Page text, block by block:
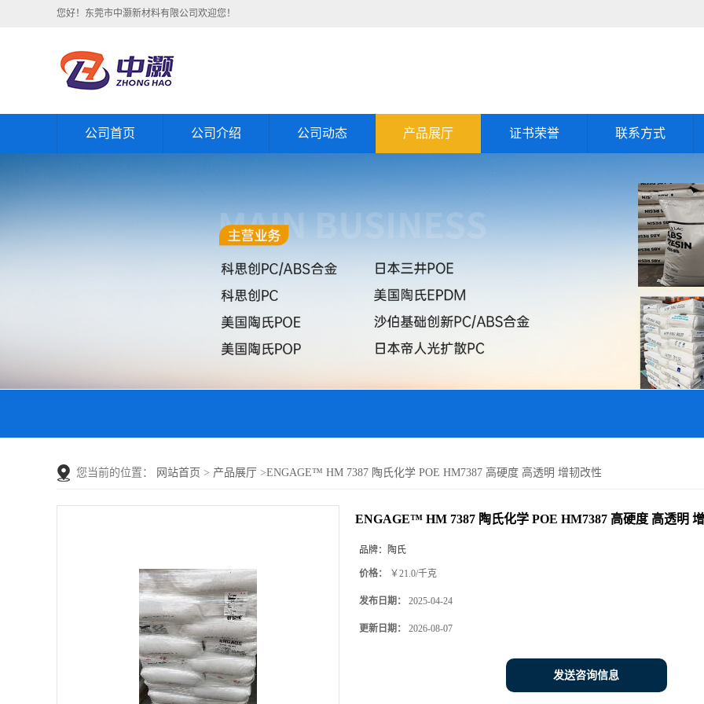
您好！东莞市中灏新材料有限公司欢迎您！
公司首页 公司介绍 公司动态 产品展厅 证书荣誉 联系方式
您当前的位置： 网站首页 > 产品展厅 >ENGAGE™ HM 7387 陶氏化学 POE HM7387 高硬度 高透明 增韧改性
ENGAGE™ HM 7387 陶氏化学 POE HM7387 高硬度 高透明
品牌： 陶氏
价格： ￥21.0/千克
发布日期： 2025-04-24
更新日期： 2026-08-07
发送咨询信息